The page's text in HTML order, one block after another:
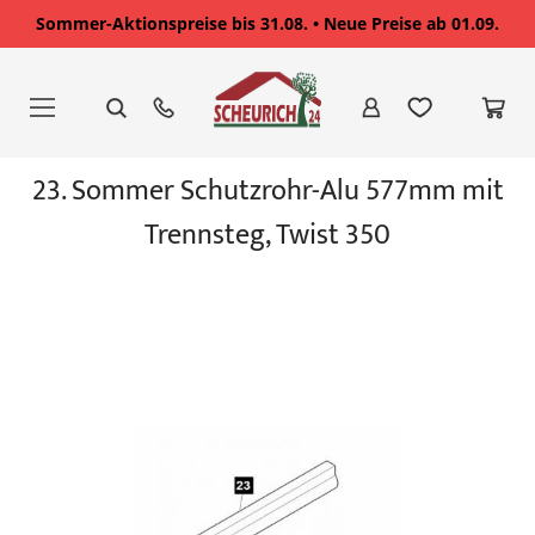
Sommer-Aktionspreise bis 31.08. • Neue Preise ab 01.09.
springen
Ende23. Sommer Schutzrohr-Alu 577mm mit
Trennsteg, Twist 350